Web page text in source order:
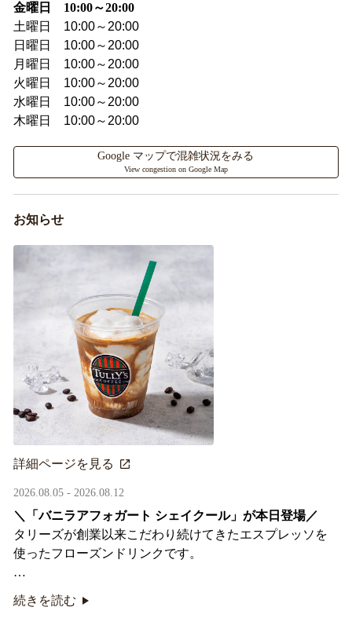
金曜日 10:00～20:00
土曜日 10:00～20:00
日曜日 10:00～20:00
月曜日 10:00～20:00
火曜日 10:00～20:00
水曜日 10:00～20:00
木曜日 10:00～20:00
Google マップで混雑状況をみる
View congestion on Google Map
お知らせ
詳細ページを見る
2026.08.05 - 2026.08.12
＼「バニラアフォガート シェイクール」が本日登場／
タリーズが創業以来こだわり続けてきたエスプレッソを
使ったフローズンドリンクです。
オリジナルシールがその場で当たるキャンペーンも実
施！
続きを読む